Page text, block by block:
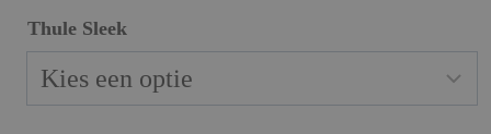
tot
Thule Sleek